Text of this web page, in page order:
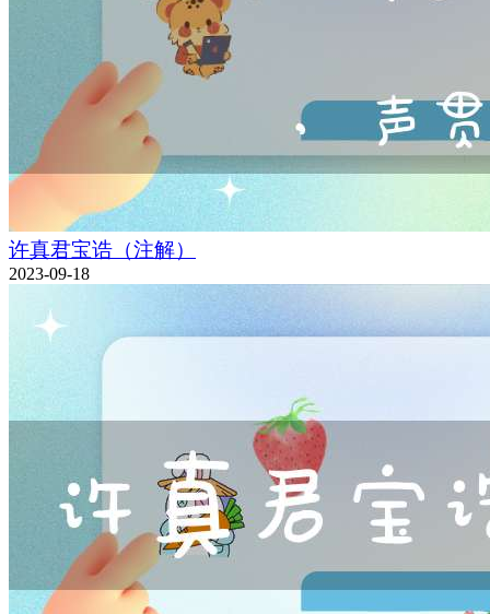
许真君宝诰（注解）
2023-09-18